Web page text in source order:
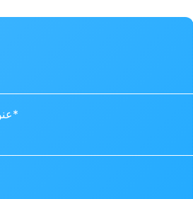
عنوان البريد الإلكتروني*